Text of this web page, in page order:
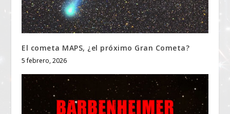
El cometa MAPS, ¿el próximo Gran Cometa?
5 febrero, 2026